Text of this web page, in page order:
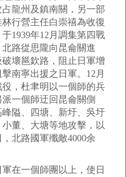
龍州及鎮南關，另一部
行營主任白崇禧為收復
1939年12月調集第四戰
路從思隴向昆侖關進
壞邕欽路，阻止日軍增
南寧出援之日軍。12月
，杜聿明以一個師的兵
一個師迂回昆侖關側
隘、四塘、新圩、吳圩
董、大塘等地攻擊，以
北路國軍殲敵4000余
在一個師團以上，使日